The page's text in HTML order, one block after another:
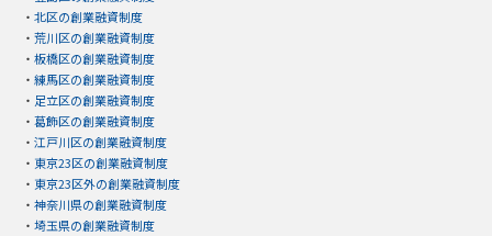
・ 北区の創業融資制度
・ 荒川区の創業融資制度
・ 板橋区の創業融資制度
・ 練馬区の創業融資制度
・ 足立区の創業融資制度
・ 葛飾区の創業融資制度
・ 江戸川区の創業融資制度
・ 東京23区の創業融資制度
・ 東京23区外の創業融資制度
・ 神奈川県の創業融資制度
・ 埼玉県の創業融資制度